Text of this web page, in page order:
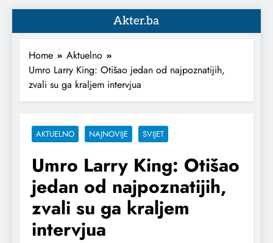
Akter.ba
Home
Aktuelno
Umro Larry King: Otišao jedan od najpoznatijih,
zvali su ga kraljem intervjua
AKTUELNO NAJNOVIJE SVIJET
Umro Larry King: Otišao
jedan od najpoznatijih,
zvali su ga kraljem
intervjua